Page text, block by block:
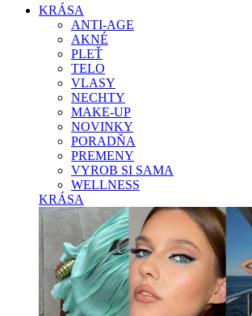
KRÁSA
ANTI-AGE
AKNÉ
PLEŤ
TELO
VLASY
NECHTY
MAKE-UP
NOVINKY
PORADŇA
PREMENY
VYROB SI SAMA
WELLNESS
KRÁSA